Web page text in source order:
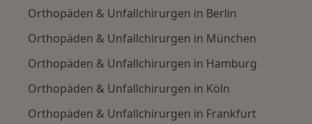
Orthopäden & Unfallchirurgen in Berlin
Orthopäden & Unfallchirurgen in München
Orthopäden & Unfallchirurgen in Hamburg
Orthopäden & Unfallchirurgen in Köln
Orthopäden & Unfallchirurgen in Frankfurt